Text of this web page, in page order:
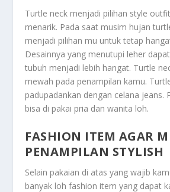
Turtle neck menjadi pilihan style
menarik. Pada saat musim hujan
menjadi pilihan mu untuk tetap
Desainnya yang menutupi leher
tubuh menjadi lebih hangat. Turtle
mewah pada penampilan kamu.
padupadankan dengan celana jeans.
bisa di pakai pria dan wanita loh.
FASHION ITEM AGAR
PENAMPILAN STYLISH
Selain pakaian di atas yang wajib
banyak loh fashion item yang dapat